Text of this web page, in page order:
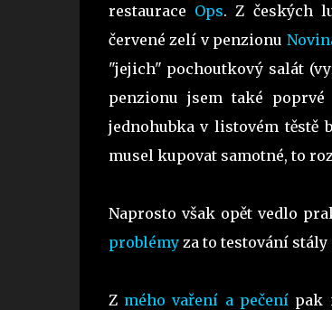
restaurace Ops. Z českých
červené zelí v penzionu
"jejich" pochoutkový salát
penzionu jsem také poprvé
jednohubka v listovém těstě
musel kupovat samotné, to
Naprosto však opět vedlo
problémyza to testování stály
Z mého vaření a pečenípak